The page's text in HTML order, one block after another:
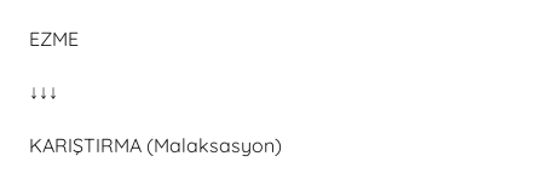
EZME
↓↓↓
KARIŞTIRMA (Malaksasyon)